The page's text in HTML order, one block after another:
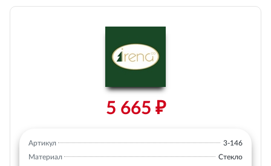
5 665 ₽
Артикул
3-146
Материал
Стекло